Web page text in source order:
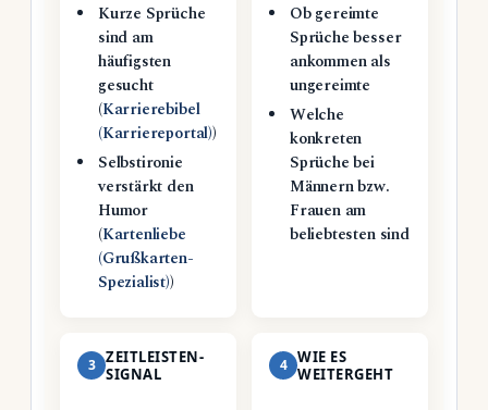
Kurze Sprüche
sind am
häufigsten
gesucht
(Karrierebibel
(Karriereportal))
Selbstironie
verstärkt den
Humor
(Kartenliebe
(Grußkarten-
Spezialist))
Ob gereimte
Sprüche besser
ankommen als
ungereimte
Welche
konkreten
Sprüche bei
Männern bzw.
Frauen am
beliebtesten sind
3 ZEITLEISTEN-
SIGNAL
4 WIE ES
WEITERGEHT